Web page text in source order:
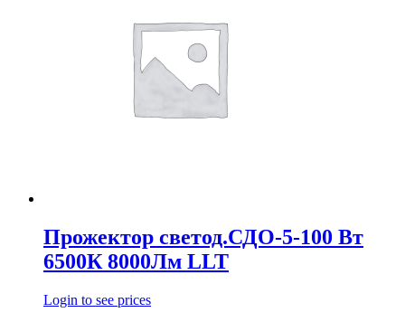
Прожектор светод.СДО-5-100 Вт
6500К 8000Лм LLT
Login to see prices